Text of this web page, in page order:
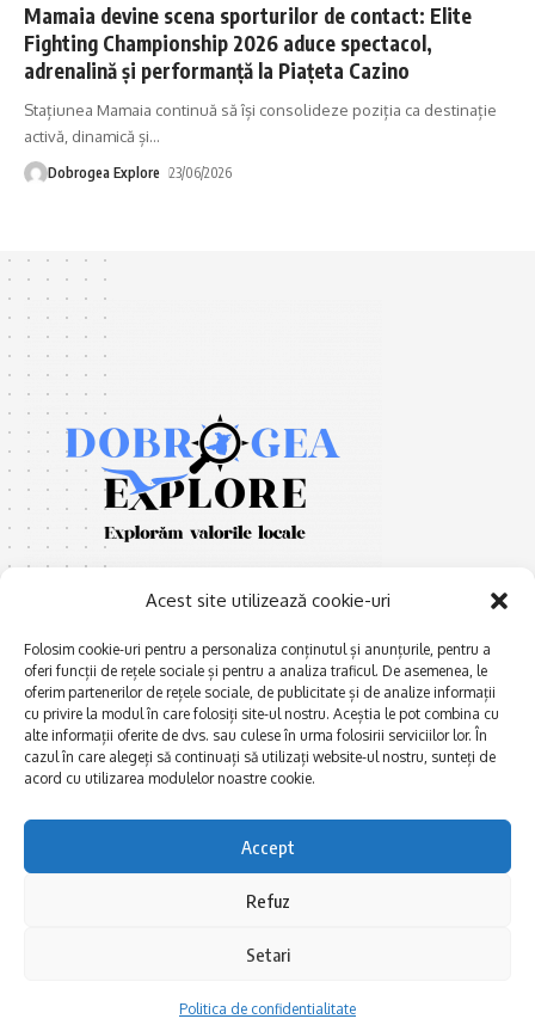
Acest site utilizează cookie-uri
Folosim cookie-uri pentru a personaliza conținutul și anunțurile, pentru a
oferi funcții de rețele sociale și pentru a analiza traficul. De asemenea, le
oferim partenerilor de rețele sociale, de publicitate și de analize informații
cu privire la modul în care folosiți site-ul nostru. Aceștia le pot combina cu
alte informații oferite de dvs. sau culese în urma folosirii serviciilor lor. În
cazul în care alegeți să continuați să utilizați website-ul nostru, sunteți de
acord cu utilizarea modulelor noastre cookie.
Accept
Refuz
Setari
Politica de confidentialitate
Mamaia devine scena sporturilor de contact: Elite
Fighting Championship 2026 aduce spectacol,
adrenalină și performanță la Piațeta Cazino
Stațiunea Mamaia continuă să își consolideze poziția ca destinație
activă, dinamică și…
Dobrogea Explore 23/06/2026
E xplorăm Dobrogea,
Explorăm valorile locale:
Deltă, Litoral, cele mai mari
lacuri, cele mai vechi orașe,
Afaceri și meșteșuguri
Actualitate
Dobrogea PE BUNE
La Drum cu Ada